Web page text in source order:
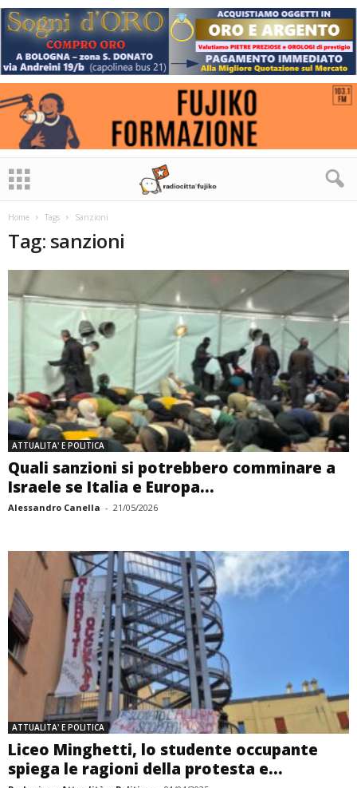
Home Tags Sanzioni
Tag: sanzioni
ATTUALITA' E POLITICA
Quali sanzioni si potrebbero comminare a
Israele se Italia e Europa...
Alessandro Canella - 21/05/2026
ATTUALITA' E POLITICA
Liceo Minghetti, lo studente occupante
spiega le ragioni della protesta e...